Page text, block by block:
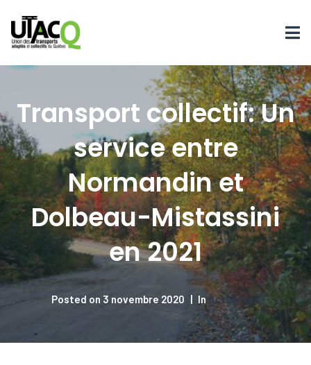
Transport collectif: Un
service entre
Normandin et
Dolbeau-Mistassini
en 2021
Posted on 3 novembre 2020 InActualités